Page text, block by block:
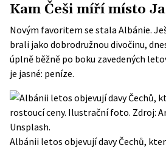
Kam Češi míří místo
Novým favoritem se stala Albánie.
brali jako dobrodružnou divočinu,
úplně běžně po boku zavedených
je jasné: peníze.
Albánii letos objevují davy Čechů,